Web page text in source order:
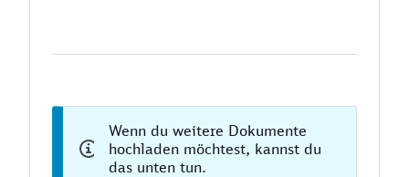
Wenn du weitere Dokumente
hochladen möchtest, kannst du
das unten tun.